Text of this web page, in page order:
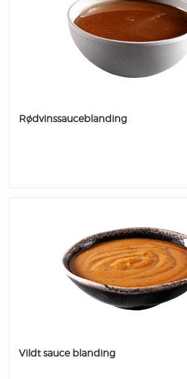
Rødvinssauceblanding
Vildt sauce blanding